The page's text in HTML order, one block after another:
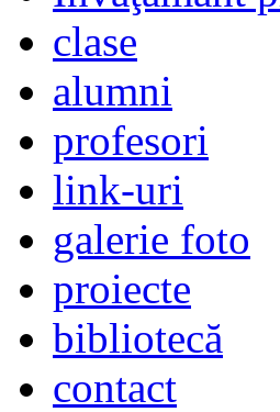
clase
alumni
profesori
link-uri
galerie foto
proiecte
bibliotecă
contact